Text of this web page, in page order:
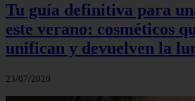
Tu guía definitiva para
este verano: cosméticos
unifican y devuelven la
23/07/2026